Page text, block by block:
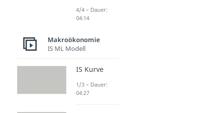
4/4 – Dauer:
04:14
Makroökonomie
IS ML Modell
IS Kurve
1/3 – Dauer:
04:27